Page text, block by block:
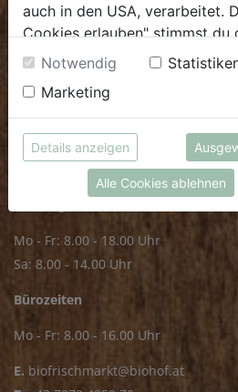
Mo - Do: 8.00 - 16.00 Uhr
Fr: 8.00 - 15.00 Uhr
.dieBiokiste@biohof.at
.+43 7272 2597
FRISCHMARKT
Mo - Fr: 8.00 - 18.00 Uhr
Sa: 8.00 - 14.00 Uhr
Bürozeiten
Mo - Fr: 8.00 - 16.00 Uhr
E. biofrischmarkt@biohof.at
auch in den USA, verarbeitet.
Cookies erlauben" stimmst du
Cookies zu. Unter "Details
Infos zu den unterschiedlichen
auch entscheiden, welche
möchtest.
Weitere Informationen findest
Datenschutzerklärung
bzw. im
Notwendig
Marketing
Details anzeigen
Alle Cookies ablehnen